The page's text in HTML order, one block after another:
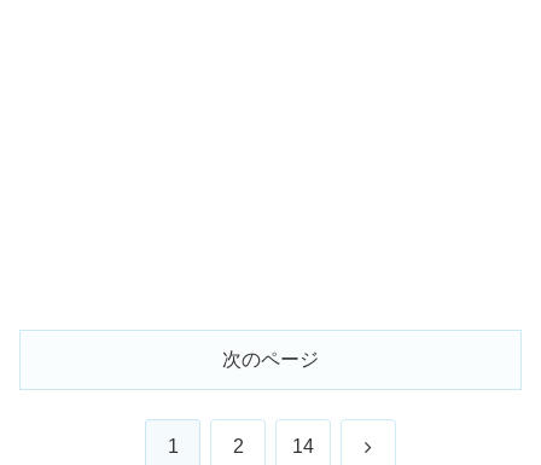
次のページ
1 2 14 次